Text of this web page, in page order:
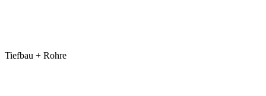
Tiefbau + Rohre